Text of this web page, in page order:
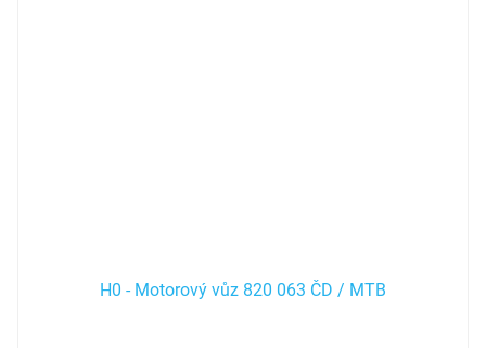
H0 - Motorový vůz 820 063 ČD / MTB